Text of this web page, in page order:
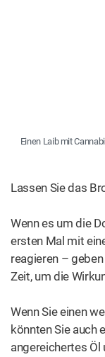
Einen Laib mit
Lassen Sie das
Wenn es um die
ersten Mal mit
reagieren –
Zeit, um die
Wenn Sie einen
könnten Sie auch
angereichertes Öl